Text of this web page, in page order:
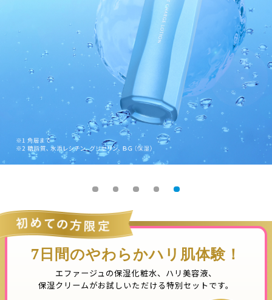
7日間のやわらかハリ肌体験！
エファージュの保湿化粧水、ハリ美容液、
保湿クリームがお試しいただける特別セットです。​